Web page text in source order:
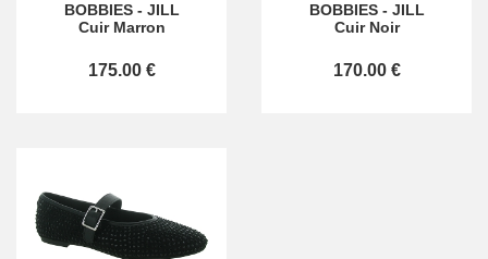
BOBBIES- JILL
Cuir Marron
175.00 €
BOBBIES- JILL
Cuir Noir
170.00 €